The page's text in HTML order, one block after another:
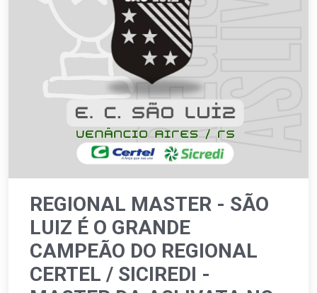
REGIONAL MASTER - SÃO
LUIZ É O GRANDE
CAMPEÃO DO REGIONAL
CERTEL / SICIREDI -